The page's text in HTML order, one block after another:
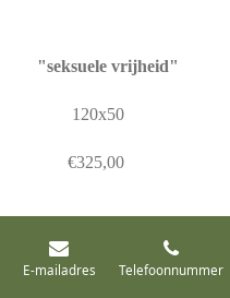
"seksuele vrijheid"
120x50
€325,00
E-mailadres Telefoonnummer